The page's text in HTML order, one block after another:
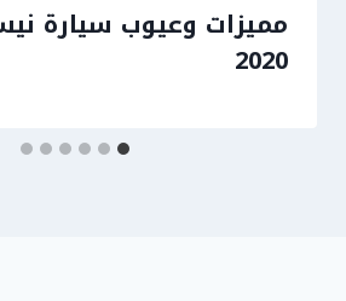
مميزات وعيوب سيارة
2020